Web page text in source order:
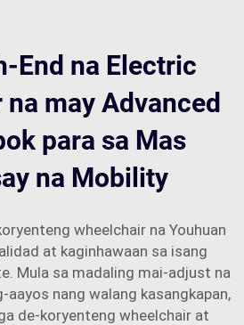
End na Electric
may Advanced
para sa Mas
na Mobility
wheelchair na Youhuan
at kaginhawaan sa isang
Mula sa madaling mai-adjust na
aayos nang walang kasangkapan,
de-koryenteng wheelchair at